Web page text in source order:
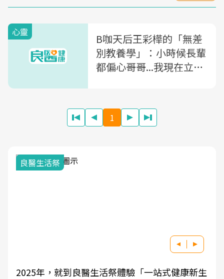
心靈
B咖天后王彩樺的「無差
別教養學」：小時候長輩
都偏心哥哥...我現在立志
1
良醫生活祭
2025年，就到良醫生活祭體驗「一站式健康新生